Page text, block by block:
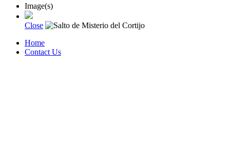
Image(s)
Close
Home
Contact Us